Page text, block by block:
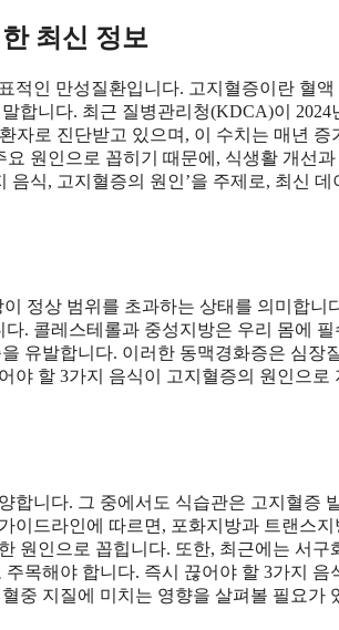
최신 정보
적인 만성질환입니다. 고지혈증이란 혈액
합니다. 최근 질병관리청(KDCA)이 2024
자로 진단받고 있으며, 이 수치는 매년 증
원인으로 꼽히기 때문에, 식생활 개선
식, 고지혈증의 원인’을 주제로, 최신 데
정상 범위를 초과하는 상태를 의미합니
. 콜레스테롤과 중성지방은 우리 몸에 필
유발합니다. 이러한 동맥경화증은 심장
야 할 3가지 음식이 고지혈증의 원인으로
합니다. 그 중에서도 식습관은 고지혈증
이드라인에 따르면, 포화지방과 트랜스지
원인으로 꼽힙니다. 또한, 최근에는 서구
목해야 합니다. 즉시 끊어야 할 3가지 음
중 지질에 미치는 영향을 살펴볼 필요가